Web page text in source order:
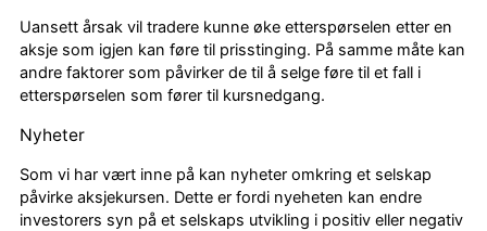
Uansett årsak vil tradere kunne øke etterspørselen etter en
aksje som igjen kan føre til prisstinging. På samme måte kan
andre faktorer som påvirker de til å selge føre til et fall i
etterspørselen som fører til kursnedgang.
Nyheter
Som vi har vært inne på kan nyheter omkring et selskap
påvirke aksjekursen. Dette er fordi nyeheten kan endre
investorers syn på et selskaps utvikling i positiv eller negativ